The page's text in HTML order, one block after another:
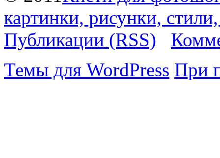
картинки, рисунки,
Публикации (RSS)
Темы для WordPress При